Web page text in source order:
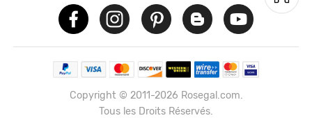
Copyright © 2011-2026 Rosegal.com.
Tous les Droits Réservés.